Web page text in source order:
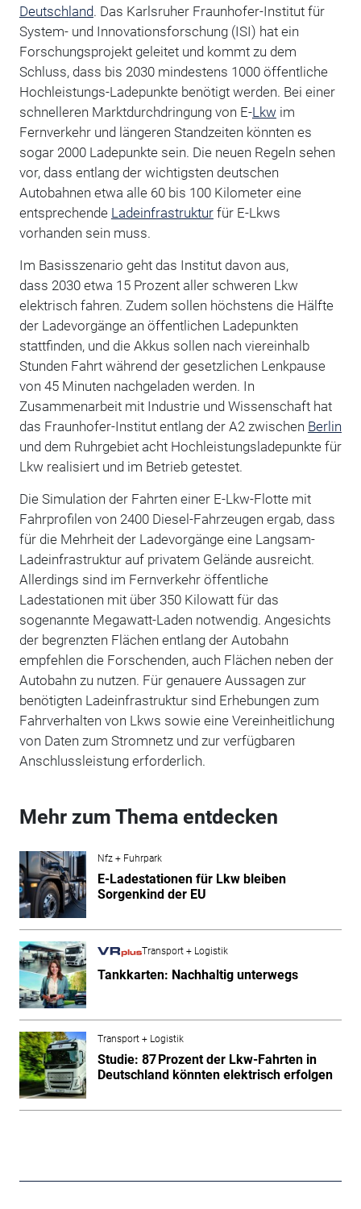
Deutschland. Das Karlsruher Fraunhofer-Institut für
System- und Innovationsforschung (ISI) hat ein
Forschungsprojekt geleitet und kommt zu dem
Schluss, dass bis 2030 mindestens 1000 öffentliche
Hochleistungs-Ladepunkte benötigt werden. Bei einer
schnelleren Marktdurchdringung von E-Lkw im
Fernverkehr und längeren Standzeiten könnten es
sogar 2000 Ladepunkte sein. Die neuen Regeln sehen
vor, dass entlang der wichtigsten deutschen
Autobahnen etwa alle 60 bis 100 Kilometer eine
entsprechende Ladeinfrastrukturfür E-Lkws
vorhanden sein muss.
Im Basisszenario geht das Institut davon aus,
dass 2030 etwa 15 Prozent aller schweren Lkw
elektrisch fahren. Zudem sollen höchstens die Hälfte
der Ladevorgänge an öffentlichen Ladepunkten
stattfinden, und die Akkus sollen nach viereinhalb
Stunden Fahrt während der gesetzlichen Lenkpause
von 45 Minuten nachgeladen werden. In
Zusammenarbeit mit Industrie und Wissenschaft hat
das Fraunhofer-Institut entlang der A2 zwischen Berlin
und dem Ruhrgebiet acht Hochleistungsladepunkte für
Lkw realisiert und im Betrieb getestet.
Die Simulation der Fahrten einer E-Lkw-Flotte mit
Fahrprofilen von 2400 Diesel-Fahrzeugen ergab, dass
für die Mehrheit der Ladevorgänge eine Langsam-
Ladeinfrastruktur auf privatem Gelände ausreicht.
Allerdings sind im Fernverkehr öffentliche
Ladestationen mit über 350 Kilowatt für das
sogenannte Megawatt-Laden notwendig. Angesichts
der begrenzten Flächen entlang der Autobahn
empfehlen die Forschenden, auch Flächen neben der
Autobahn zu nutzen. Für genauere Aussagen zur
benötigten Ladeinfrastruktur sind Erhebungen zum
Fahrverhalten von Lkws sowie eine Vereinheitlichung
von Daten zum Stromnetz und zur verfügbaren
Anschlussleistung erforderlich.
Mehr zum Thema entdecken
Nfz + Fuhrpark
E-Ladestationen für Lkw bleiben
Sorgenkind der EU
Transport + Logistik
Tankkarten: Nachhaltig unterwegs
Transport + Logistik
Studie: 87 Prozent der Lkw-Fahrten in
Deutschland könnten elektrisch erfolgen